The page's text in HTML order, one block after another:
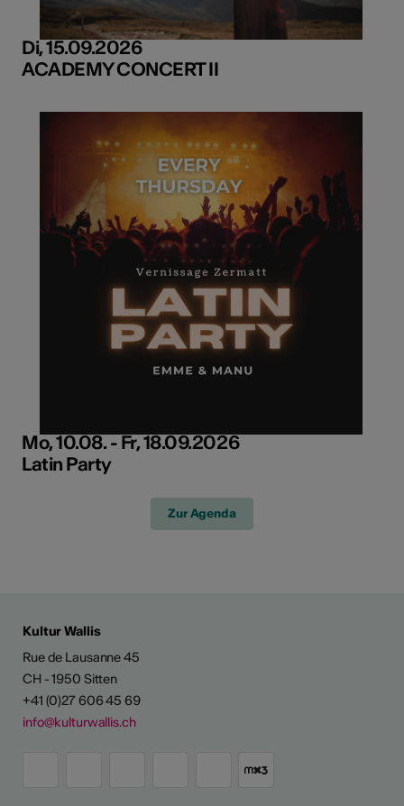
Di, 15.09.2026
ACADEMY CONCERT II
Mo, 10.08. - Fr, 18.09.2026
Latin Party
Zur Agenda
Kultur Wallis
Rue de Lausanne 45
CH - 1950 Sitten
+41 (0)27 606 45 69
info@kulturwallis.ch